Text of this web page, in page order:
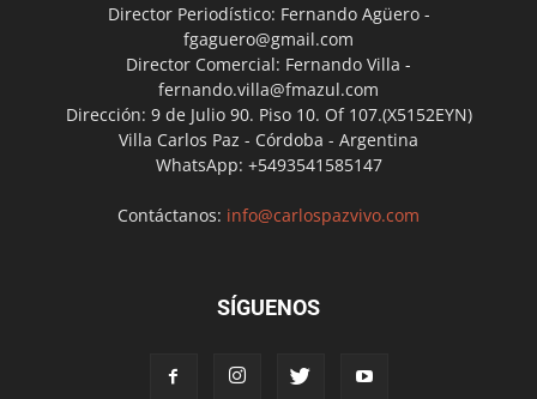
Director Periodístico: Fernando Agüero -
fgaguero@gmail.com
Director Comercial: Fernando Villa -
fernando.villa@fmazul.com
Dirección: 9 de Julio 90. Piso 10. Of 107.(X5152EYN)
Villa Carlos Paz - Córdoba - Argentina
WhatsApp: +5493541585147
Contáctanos: info@carlospazvivo.com
SÍGUENOS